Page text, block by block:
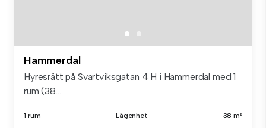
Hammerdal
Hyresrätt på Svartviksgatan 4 H i Hammerdal med 1
rum (38...
1 rum Lägenhet 38 m²